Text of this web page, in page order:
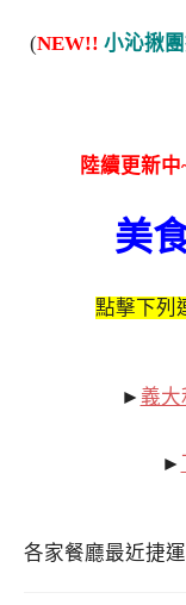
(NEW!! 小沁揪
陸續更新中
美
點擊下列
► 義
►
各家餐廳最近捷